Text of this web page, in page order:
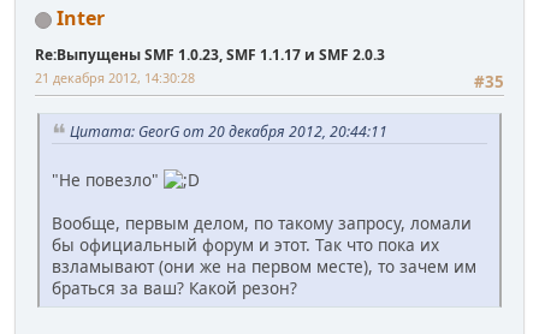
Inter
Re:Выпущены SMF 1.0.23, SMF 1.1.17 и SMF 2.0.3
#35
21 декабря 2012, 14:30:28
Цитата: GeorG от 20 декабря 2012, 20:44:11
"Не повезло"
Вообще, первым делом, по такому запросу, ломали
бы официальный форум и этот. Так что пока их
взламывают (они же на первом месте), то зачем им
браться за ваш? Какой резон?